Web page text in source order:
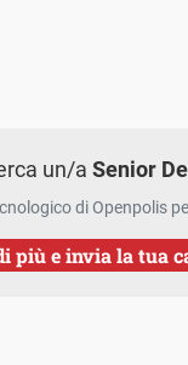
un/aSenior
di Openpolis
più e invia la tua